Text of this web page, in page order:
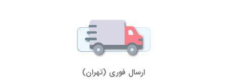
ارسال فوری (تهران)